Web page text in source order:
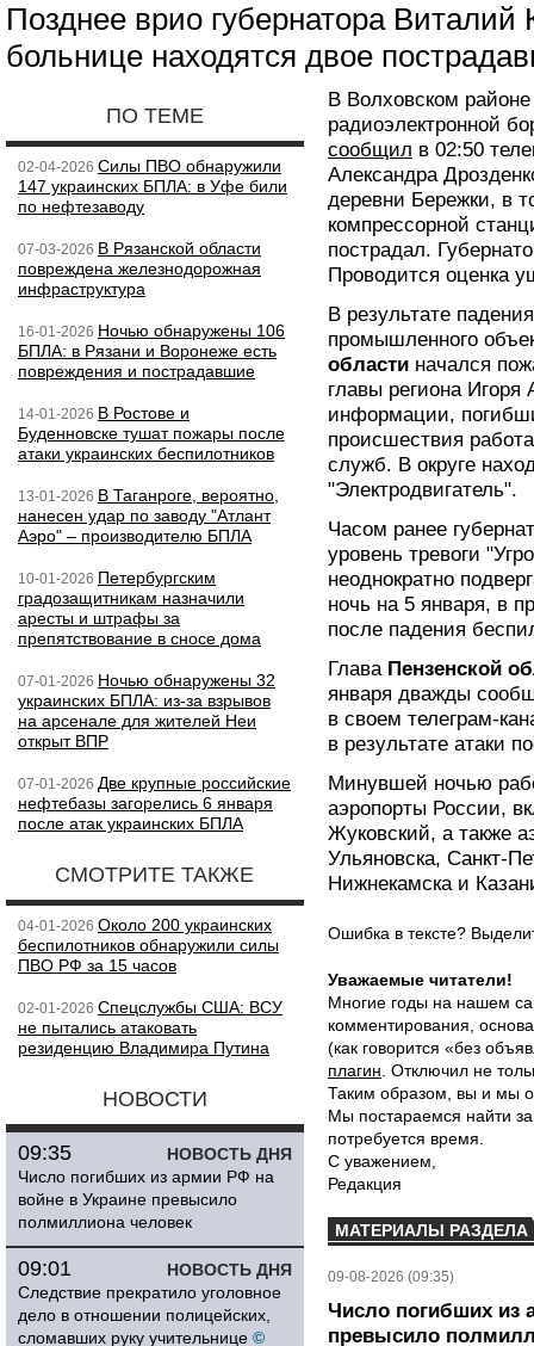
Позднее врио губернатора
больнице находятся двое
ПО ТЕМЕ
02-04-2026 Силы ПВО обнаружили
147 украинских БПЛА: в Уфе били
по нефтезаводу
07-03-2026 В Рязанской области
повреждена железнодорожная
инфраструктура
16-01-2026 Ночью обнаружены 106
БПЛА: в Рязани и Воронеже есть
повреждения и пострадавшие
14-01-2026 В Ростове и
Буденновске тушат пожары после
атаки украинских беспилотников
13-01-2026 В Таганроге, вероятно,
нанесен удар по заводу "Атлант
Аэро" – производителю БПЛА
10-01-2026 Петербургским
градозащитникам назначили
аресты и штрафы за
препятствование в сносе дома
07-01-2026 Ночью обнаружены 32
украинских БПЛА: из-за взрывов
на арсенале для жителей Неи
открыт ВПР
07-01-2026 Две крупные российские
нефтебазы загорелись 6 января
после атак украинских БПЛА
СМОТРИТЕ ТАКЖЕ
04-01-2026 Около 200 украинских
беспилотников обнаружили силы
ПВО РФ за 15 часов
02-01-2026 Спецслужбы США: ВСУ
не пытались атаковать
резиденцию Владимира Путина
НОВОСТИ
НОВОСТЬ ДНЯ
09:35
Число погибших из армии РФ на
войне в Украине превысило
полмиллиона человек
НОВОСТЬ ДНЯ
09:01
Следствие прекратило уголовное
дело в отношении полицейских,
сломавших руку учительнице ©
В Волховском
радиоэлектронной
сообщил в 02:50
Александра
деревни Бережки, в
компрессорной
пострадал.
Проводится оценка
В результате
промышленного
области начался
главы региона
информации,
происшествия
служб. В округе
"Электродвигатель".
Часом ранее
уровень тревоги
неоднократно
ночь на 5 января, в
после падения
Глава Пензенской
января дважды
в своем телеграм-
в результате атаки
Минувшей ночью
аэропорты России,
Жуковский, а также
Ульяновска, Санкт-
Нижнекамска и
Ошибка в тексте?
Уважаемые читатели!
Многие годы на нашем
комментирования,
(как говорится «без
плагин . Отключил не
Таким образом, вы и мы
Мы постараемся найти
потребуется время.
С уважением,
Редакция
МАТЕРИАЛЫ РАЗДЕЛА
09-08-2026 (09:35)
Число погибших из
превысило